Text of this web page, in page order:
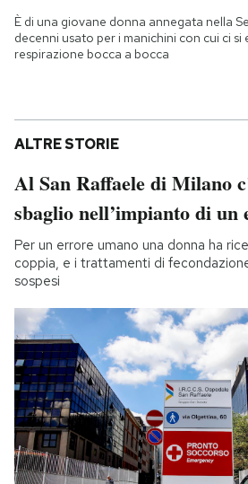
È di una giovane donna annegata nella
decenni usato per i manichini con cui ci si
respirazione bocca a bocca
ALTRE STORIE
Al San Raffaele di Milano
sbaglio nell’impianto di un
Per un errore umano una donna ha
coppia, e i trattamenti di
sospesi